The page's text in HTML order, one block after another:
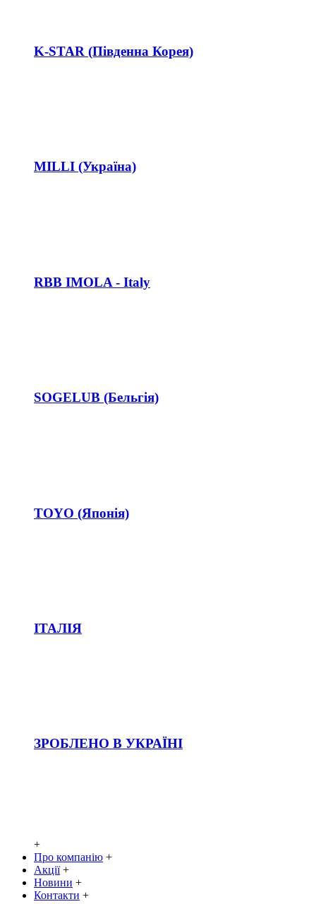
K-STAR (Південна Корея)
MILLI (Україна)
RBB IMOLA - Italy
SOGELUB (Бельгія)
TOYO (Японія)
ІТАЛІЯ
ЗРОБЛЕНО В УКРАЇНІ
+
Про компанію +
Акції +
Новини +
Контакти +